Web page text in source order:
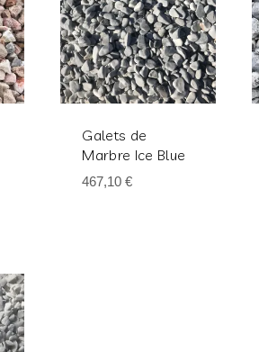
Galets de
Marbre Ice Blue
467,10€